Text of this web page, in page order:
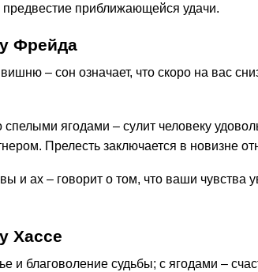
приближающейся удачи.
Фрейда
– сон означает, что скоро на вас
ягодами – сулит человеку
Прелесть заключается в новизне
и ах – говорит о том, что ваши чувства
Хассе
и благоволение судьбы; с ягодами –